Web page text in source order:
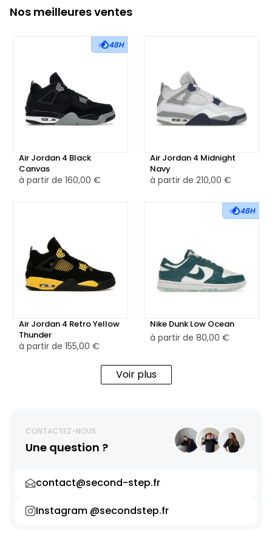
Nos meilleures ventes
48H
Air Jordan 4 Black
Canvas
à partir de 160,00 €
Air Jordan 4 Midnight
Navy
à partir de 210,00 €
Air Jordan 4 Retro Yellow
Thunder
à partir de 155,00 €
48H
Nike Dunk Low Ocean
à partir de 80,00 €
Voir plus
CONTACTEZ-NOUS
Une question ?
contact@second-step.fr
Instagram @secondstep.fr